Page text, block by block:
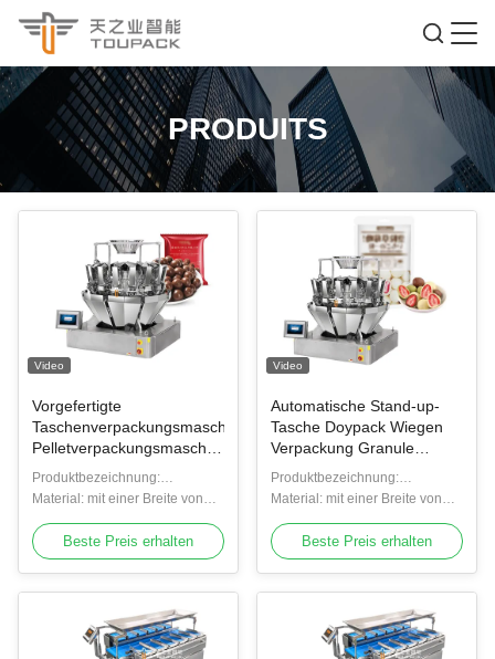
PRODUITS
Video
Vorgefertigte
Taschenverpackungsmaschine
Pelletverpackungsmaschine
Schokoladenbecher
Füllmaschinen mit
Produktbezeichnung:
Versiegelungs- und
Füllverpackungsmaschine
Material: mit einer Breite von
nicht mehr als 20 mm
Beste Preis erhalten
Video
Automatische Stand-up-
Tasche Doypack Wiegen
Verpackung Granule
Erdnuss Cashew-Nüsse
Mehrköpfige Waage
Produktbezeichnung:
Versiegelungs- und
Füllverpackungsmaschine
Material: mit einer Breite von
nicht mehr als 20 mm
Beste Preis erhalten